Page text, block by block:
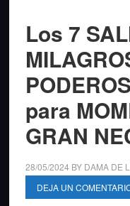
Los 7
para
GRAN
28/05/2024 BY DAMA DE
DEJA UN